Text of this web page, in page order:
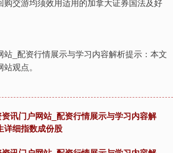
购交游均须效用适用的加拿大证券国法及好
_配资行情展示与学习内容解析提示：本文
观点。
讯门户网站_配资行情展示与学习内容解
详细指数成份股